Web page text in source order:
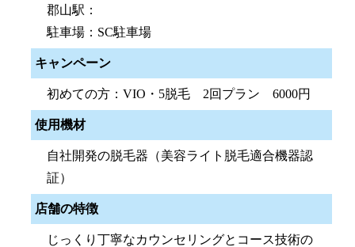
郡山駅：
駐車場：SC駐車場
キャンペーン
初めての方：VIO・5脱毛 2回プラン 6000円
使用機材
自社開発の脱毛器（美容ライト脱毛適合機器認
証）
店舗の特徴
じっくり丁寧なカウンセリングとコース技術の